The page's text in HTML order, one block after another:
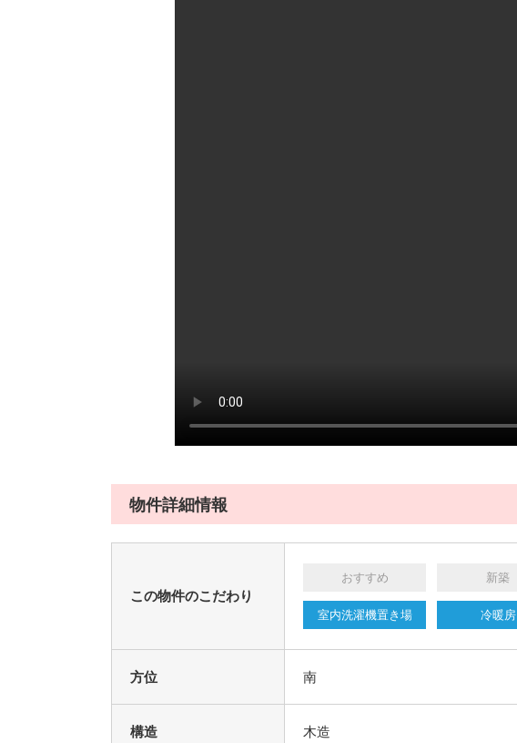
物件詳細情報
この物件のこだわり
おすすめ 新築
室内洗濯機置き場 冷暖房
方位 南
構造 木造